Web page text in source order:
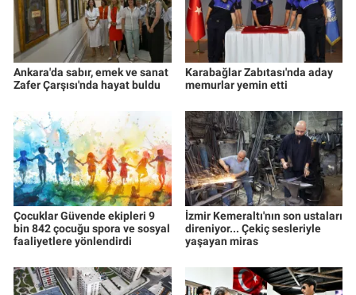
Ankara'da sabır, emek ve sanat
Zafer Çarşısı'nda hayat buldu
Karabağlar Zabıtası'nda aday
memurlar yemin etti
Çocuklar Güvende ekipleri 9
bin 842 çocuğu spora ve sosyal
faaliyetlere yönlendirdi
İzmir Kemeraltı'nın son ustaları
direniyor... Çekiç sesleriyle
yaşayan miras